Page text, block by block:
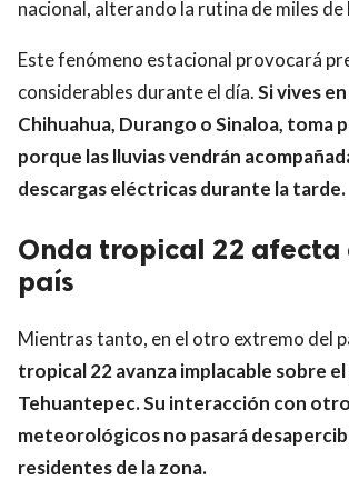
nacional, alterando la rutina de miles
Este fenómeno estacional provocará
considerables durante el día.Si vives
Chihuahua, Durango o Sinaloa, toma
porque las lluvias vendrán
descargas eléctricas durante la tarde.
Onda tropical 22 afecta
país
Mientras tanto, en el otro extremo del
tropical 22 avanza implacable sobre
Tehuantepec.Su interacción con
meteorológicos no pasará
residentes de la zona.